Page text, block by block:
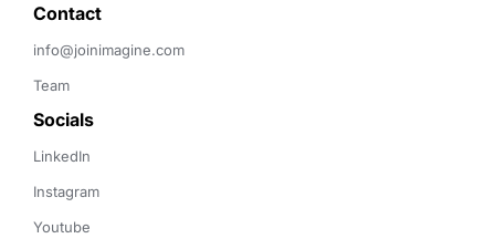
Contact
info@joinimagine.com
Team
Socials
LinkedIn
Instagram
Youtube